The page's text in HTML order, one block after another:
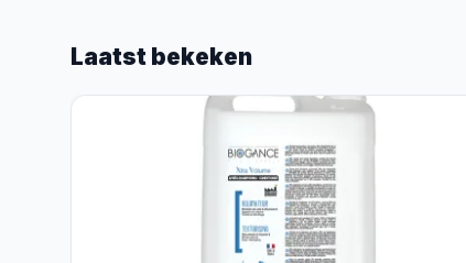
Laatst bekeken